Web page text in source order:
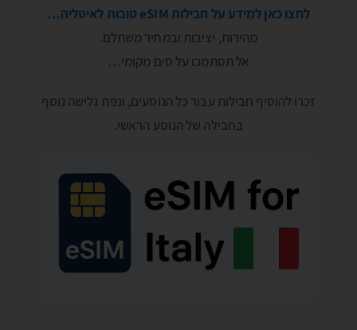
לחצו כאן למידע על חבילות eSIM טובות לאיטליה…
מהירות, יציבות ובמחיר משתלם.
אל תסתמכו על סים מקומי…
זכרו להוסיף חבילות עבור כל הנוסעים, ונפח גלישה נוסף
בחבילה של הנוסע הראשי.